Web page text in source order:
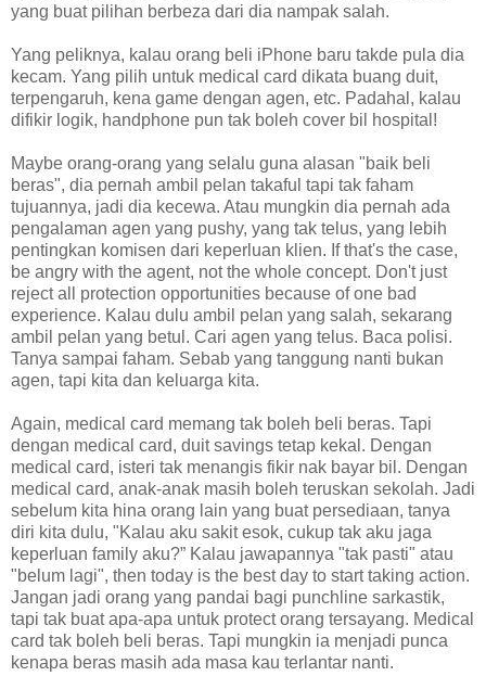
yang buat pilihan berbeza dari dia nampak salah.
Yang peliknya, kalau orang beli iPhone baru takde pula dia
kecam. Yang pilih untuk medical card dikata buang duit,
terpengaruh, kena game dengan agen, etc. Padahal, kalau
difikir logik, handphone pun tak boleh cover bil hospital!
Maybe orang-orang yang selalu guna alasan "baik beli
beras", dia pernah ambil pelan takaful tapi tak faham
tujuannya, jadi dia kecewa. Atau mungkin dia pernah ada
pengalaman agen yang pushy, yang tak telus, yang lebih
pentingkan komisen dari keperluan klien. If that's the case,
be angry with the agent, not the whole concept. Don't just
reject all protection opportunities because of one bad
experience. Kalau dulu ambil pelan yang salah, sekarang
ambil pelan yang betul. Cari agen yang telus. Baca polisi.
Tanya sampai faham. Sebab yang tanggung nanti bukan
agen, tapi kita dan keluarga kita.
Again, medical card memang tak boleh beli beras. Tapi
dengan medical card, duit savings tetap kekal. Dengan
medical card, isteri tak menangis fikir nak bayar bil. Dengan
medical card, anak-anak masih boleh teruskan sekolah. Jadi
sebelum kita hina orang lain yang buat persediaan, tanya
diri kita dulu, "Kalau aku sakit esok, cukup tak aku jaga
keperluan family aku?” Kalau jawapannya "tak pasti" atau
"belum lagi", then today is the best day to start taking action.
Jangan jadi orang yang pandai bagi punchline sarkastik,
tapi tak buat apa-apa untuk protect orang tersayang. Medical
card tak boleh beli beras. Tapi mungkin ia menjadi punca
kenapa beras masih ada masa kau terlantar nanti.